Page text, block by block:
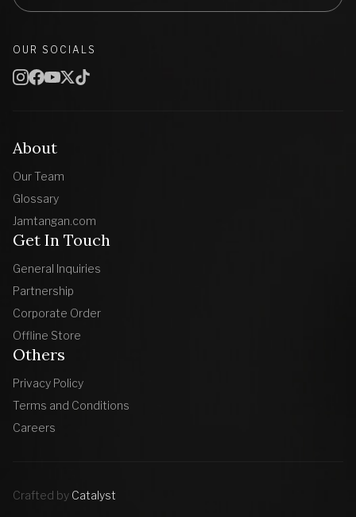
About
Our Team
Glossary
Jamtangan.com
Get In Touch
General Inquiries
Partnership
Corporate Order
Offline Store
Others
Privacy Policy
Terms and Conditions
Careers
OUR SOCIALS
Crafted by Catalyst